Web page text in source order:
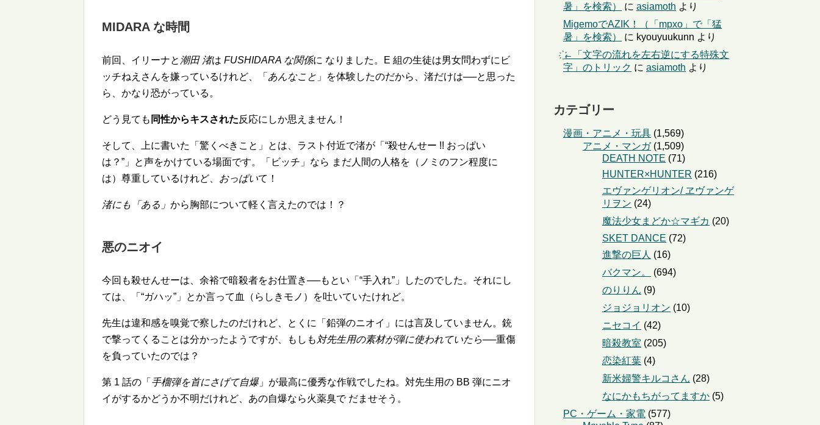
MIDARA な時間
前回、イリーナと 潮田 渚は FUSHIDARA な関係に なりました。E 組の生徒は男女問わずにビ
ッチねえさんを嫌っているけれど、「 あんなこと 」を体験したのだから、渚だけは──と思った
ら、かなり恐がっている。
どう見ても 同性からキスされた反応にしか思えません！
そして、上に書いた「驚くべきこと」とは、ラスト付近で渚が「
殺せんせー !! おっぱい
は？
」と声をかけている場面です。「ビッチ」なら まだ人間の人格を（ノミのフン程度に
は）尊重しているけれど、
おっぱいて！
渚にも「ある」 から胸部について軽く言えたのでは！？
悪のニオイ
今回も殺せんせーは、余裕で暗殺者をお仕置き──もとい「 手入れ 」したのでした。それにし
ては、「
ガハッ 」とか言って血（らしきモノ）を吐いていたけれど。
先生は違和感を嗅覚で察したのだけれど、とくに「鉛弾のニオイ」には言及していません。銃
で撃ってくることは分かったようですが、もしも 対先生用の素材が弾に使われていたら──重傷
を負っていたのでは？
第 1 話の「 手榴弾を首にさげて自爆 」が最高に優秀な作戦でしたね。対先生用の BB 弾にニオ
イがするかどうか不明だけれど、あの自爆なら火薬臭で だませそう。
暑」を検索）
に asiamoth より
MigemoでAZIK！（「mpxo」で「猛
暑」を検索）
に kyouyuukunn より
҉←「文字の流れを左右逆にする特殊文
字」のトリック に asiamoth より
カテゴリー
漫画・アニメ・玩具 (1,569)
アニメ・マンガ(1,509)
DEATH NOTE (71)
HUNTER×HUNTER (216)
エヴァンゲリオン/ ヱヴァンゲ
リヲン (24)
魔法少女まどか☆マギカ (20)
SKET DANCE (72)
進撃の巨人 (16)
バクマン。
(694)
のりりん (9)
ジョジョリオン (10)
ニセコイ (42)
暗殺教室 (205)
恋染紅葉 (4)
新米婦警キルコさん (28)
なにかもちがってますか (5)
PC・ゲーム・家電 (577)